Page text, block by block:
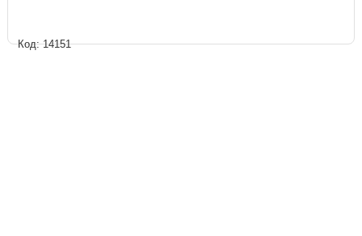
Код: 14151